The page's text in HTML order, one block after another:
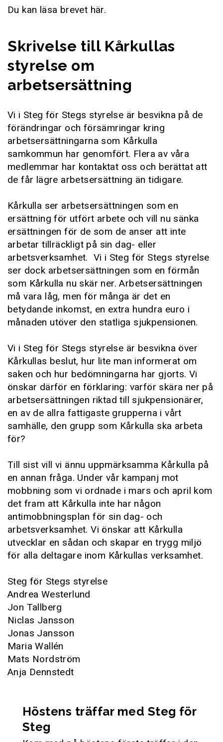
Du kan läsa brevet här.
Skrivelse till Kårkullas
styrelse om
arbetsersättning
Vi i Steg för Stegs styrelse är besvikna på de
förändringar och försämringar kring
arbetsersättningarna som Kårkulla
samkommun har genomfört. Flera av våra
medlemmar har kontaktat oss och berättat att
de får lägre arbetsersättning än tidigare.
Kårkulla ser arbetsersättningen som en
ersättning för utfört arbete och vill nu sänka
ersättningen för de som de anser att inte
arbetar tillräckligt på sin dag- eller
arbetsverksamhet. Vi i Steg för Stegs styrelse
ser dock arbetsersättningen som en förmån
som Kårkulla nu skär ner. Arbetsersättningen
må vara låg, men för många är det en
betydande inkomst, en extra hundra euro i
månaden utöver den statliga sjukpensionen.
Vi i Steg för Stegs styrelse är besvikna över
Kårkullas beslut, hur lite man informerat om
saken och hur bedömningarna har gjorts. Vi
önskar därför en förklaring: varför skära ner på
arbetsersättningen riktad till sjukpensionärer,
en av de allra fattigaste grupperna i vårt
samhälle, den grupp som Kårkulla ska arbeta
för?
Till sist vill vi ännu uppmärksamma Kårkulla på
en annan fråga. Under vår kampanj mot
mobbning som vi ordnade i mars och april kom
det fram att Kårkulla inte har någon
antimobbningsplan för sin dag- och
arbetsverksamhet. Vi önskar att Kårkulla
utvecklar en sådan och skapar en trygg miljö
för alla deltagare inom Kårkullas verksamhet.
Steg för Stegs styrelse
Andrea Westerlund
Jon Tallberg
Niclas Jansson
Jonas Jansson
Maria Wallén
Mats Nordström
Anja Dennstedt
Höstens träffar med Steg för
Steg